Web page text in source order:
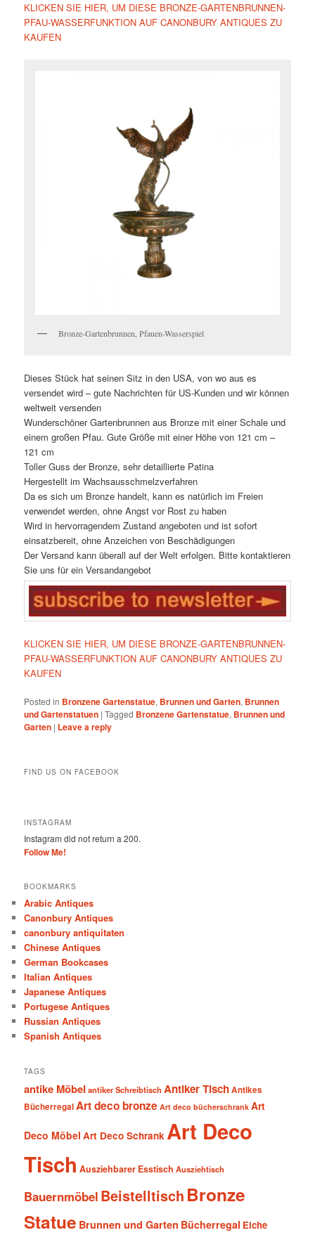
KLICKEN SIE HIER, UM DIESE BRONZE-GARTENBRUNNEN-
PFAU-WASSERFUNKTION AUF CANONBURY ANTIQUES ZU
KAUFEN
Bronze-Gartenbrunnen, Pfauen-Wasserspiel
Dieses Stück hat seinen Sitz in den USA, von wo aus es
versendet wird – gute Nachrichten für US-Kunden und wir können
weltweit versenden
Wunderschöner Gartenbrunnen aus Bronze mit einer Schale und
einem großen Pfau. Gute Größe mit einer Höhe von 121 cm –
121 cm
Toller Guss der Bronze, sehr detaillierte Patina
Hergestellt im Wachsausschmelzverfahren
Da es sich um Bronze handelt, kann es natürlich im Freien
verwendet werden, ohne Angst vor Rost zu haben
Wird in hervorragendem Zustand angeboten und ist sofort
einsatzbereit, ohne Anzeichen von Beschädigungen
Der Versand kann überall auf der Welt erfolgen. Bitte kontaktieren
Sie uns für ein Versandangebot
KLICKEN SIE HIER, UM DIESE BRONZE-GARTENBRUNNEN-
PFAU-WASSERFUNKTION AUF CANONBURY ANTIQUES ZU
KAUFEN
Posted in Bronzene Gartenstatue, Brunnen und Garten, Brunnen
und Gartenstatuen |Tagged Bronzene Gartenstatue, Brunnen und
Garten | Leave a reply
FIND US ON FACEBOOK
INSTAGRAM
Instagram did not return a 200.
Follow Me!
BOOKMARKS
Arabic Antiques
Canonbury Antiques
canonbury antiquitaten
Chinese Antiques
German Bookcases
Italian Antiques
Japanese Antiques
Portugese Antiques
Russian Antiques
Spanish Antiques
TAGS
antike Möbel antiker Schreibtisch Antiker TischAntikes
BücherregalArt deco bronze Art deco bücherschrank Art
Deco Möbel Art Deco Schrank Art Deco
Tisch Ausziehbarer Esstisch Ausziehtisch
Bauernmöbel Beistelltisch Bronze
Statue Brunnen und Garten Bücherregal Eiche